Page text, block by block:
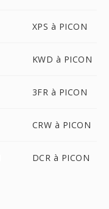
XPS à PICON
KWD à PICON
3FR à PICON
CRW à PICON
DCR à PICON